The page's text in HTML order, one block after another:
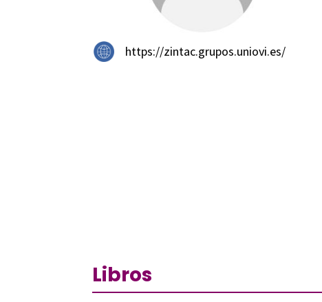
https://zintac.grupos.uniovi.es/
Libros